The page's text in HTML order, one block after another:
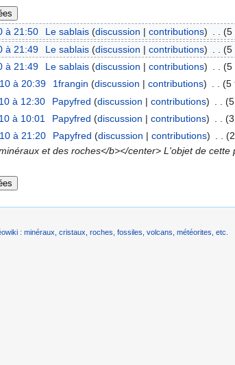
à 21:50 Le sablais (discussion | contributions) (5
à 21:49 Le sablais (discussion | contributions) (5
à 21:49 Le sablais (discussion | contributions) (5
à 20:39 1frangin (discussion | contributions) . . (5
à 12:30 Papyfred (discussion | contributions)
à 10:01 Papyfred (discussion | contributions)
à 21:20 Papyfred (discussion | contributions) . .
et des roches</b></center> L'objet de
: minéraux, cristaux, roches, fossiles, volcans, météorites, etc.